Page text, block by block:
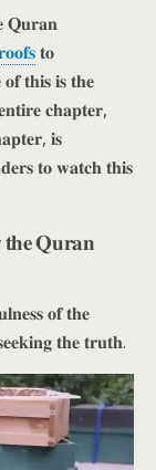
𝐐𝐮𝐫𝐚𝐧
𝐭𝐨
𝐭𝐡𝐢𝐬 𝐢𝐬 𝐭𝐡𝐞
𝐜𝐡𝐚𝐩𝐭𝐞𝐫,
𝐢𝐬
𝐭𝐨 𝐰𝐚𝐭𝐜𝐡 𝐭𝐡𝐢𝐬
𝐭𝐡𝐞 𝐐𝐮𝐫𝐚𝐧
𝐨𝐟 𝐭𝐡𝐞
𝐭𝐡𝐞 𝐭𝐫𝐮𝐭𝐡.